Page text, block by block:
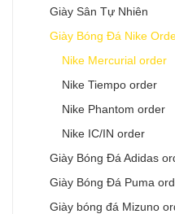
Giày Sân Tự Nhiên
Giày Bóng Đá Nike
Nike Mercurial order
Nike Tiempo order
Nike Phantom order
Nike IC/IN order
Giày Bóng Đá Adidas
Giày Bóng Đá Puma
Giày bóng đá Mizuno